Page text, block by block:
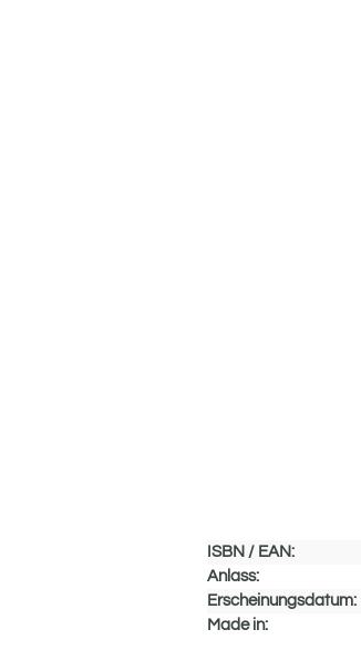
ISBN / EAN:
Anlass:
Erscheinungsdatum:
Made in: